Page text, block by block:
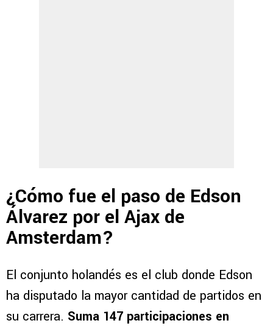
¿Cómo fue el paso de Edson
Álvarez por el Ajax de
Amsterdam?
El conjunto holandés es el club donde Edson
ha disputado la mayor cantidad de partidos en
su carrera. Suma 147 participaciones en